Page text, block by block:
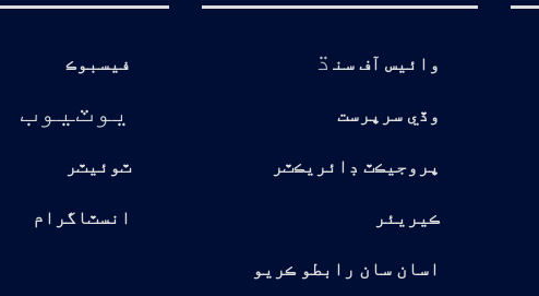
وائيس آف سن ڌ
وڏي سرپرست
پروجيڪٽ ڊائريڪٽر
ڪيريئر
اسان سان رابطو ڪريو
فيسبوڪ
يوٽيوب
ٽوئيٽر
انسٽاگرام